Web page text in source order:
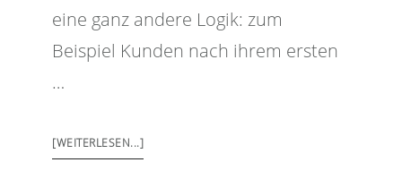
eine ganz andere Logik: zum
Beispiel Kunden nach ihrem ersten
…
[WEITERLESEN...]